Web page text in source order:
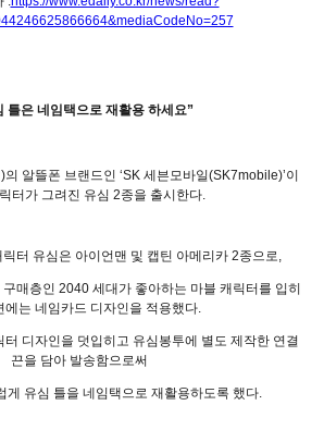
틀은 네임택으로 재활용 하세요”
알뜰폰 브랜드인 ‘SK 세븐모바일(SK7mobile)’이
터가 그려진 유심 2종을 출시한다.
터 유심은 아이언맨 및 캡틴 아메리카 2종으로,
매층인 2040 세대가 좋아하는 마블 캐릭터를 입히
에는 네임카드 디자인을 적용했다.
터 디자인을 덧입히고 유심봉투에 별도 제작한 연결
끈을 담아 발송함으로써
게 유심 틀을 네임택으로 재활용하도록 했다.